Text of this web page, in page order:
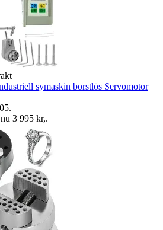
symaskin borstlös Servomotor
.
3 995 kr,.